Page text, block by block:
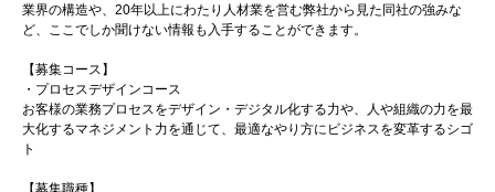
業界の構造や、20年以上にわたり人材業を営む弊社から見た同社の強みな
ど、ここでしか聞けない情報も入手することができます。
【募集コース】
・プロセスデザインコース
お客様の業務プロセスをデザイン・デジタル化する力や、人や組織の力を最
大化するマネジメント力を通じて、最適なやり方にビジネスを変革するシゴ
ト
【募集職種】